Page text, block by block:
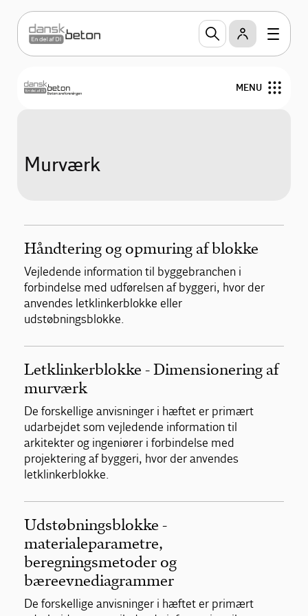
MENU
Teknik og design
Om Betonvareforeningen
Murværk
Håndtering og opmuring af blokke
Vejledende information til byggebranchen i
forbindelse med udførelsen af byggeri, hvor der
anvendes letklinkerblokke eller
udstøbningsblokke.
Letklinkerblokke - Dimensionering af
murværk
De forskellige anvisninger i hæftet er primært
udarbejdet som vejledende information til
arkitekter og ingeniører i forbindelse med
projektering af byggeri, hvor der anvendes
letklinkerblokke.
Udstøbningsblokke -
materialeparametre,
beregningsmetoder og
bæreevnediagrammer
De forskellige anvisninger i hæftet er primært